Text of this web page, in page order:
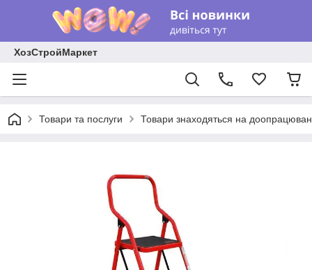
ХозСтройМаркет
Товари та послуги Товари знаходяться на